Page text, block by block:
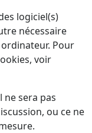
logiciel(s)
nécessaire
Pour
voir
ne sera pas
ou ce ne